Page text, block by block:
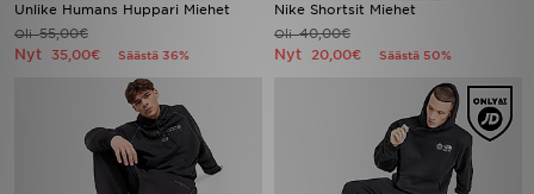
Unlike Humans Huppari Miehet
Oli55,00€
Nyt 35,00€ Säästä 36%
Nike Shortsit Miehet
Oli40,00€
Nyt 20,00€ Säästä 50%